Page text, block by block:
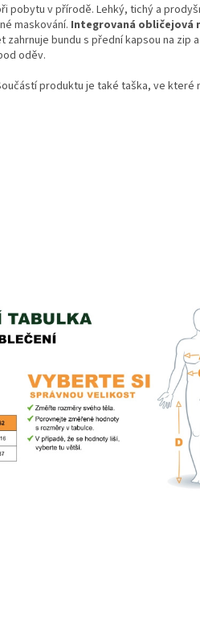
pobytu v přírodě. Lehký, tichý a
maskování. Integrovaná obličejová
bundu s přední kapsou na zip
oděv.
produktu je také taška, ve které